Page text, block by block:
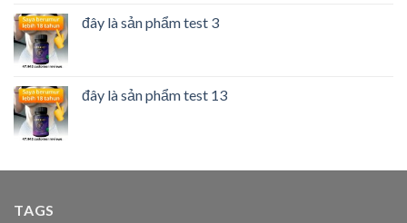
đây là sản phẩm test 3
đây là sản phẩm test 13
TAGS